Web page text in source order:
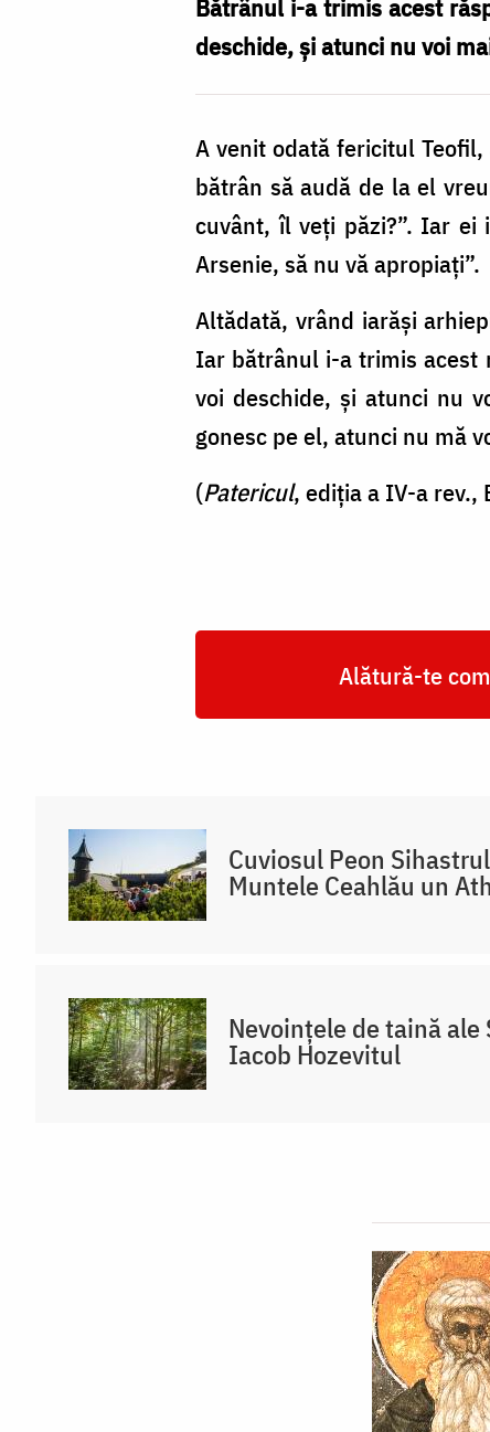
Bătrânul i-a trimis acest
deschide, și atunci nu voi
A venit odată fericitul
bătrân să audă de la el
cuvânt, îl veți păzi?”. Iar
Arsenie, să nu vă apropiați”.
Altădată, vrând iarăși
Iar bătrânul i-a trimis acest
voi deschide, și atunci nu
gonesc pe el, atunci nu mă
(Patericul, ediția a IV-a
Alătură-te
Cuviosul Peon
Muntele Ceahlău un
Nevoințele de taină
Iacob Hozevitul